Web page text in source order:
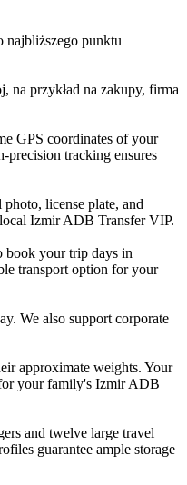
najbliższego punktu
na przykład na zakupy, firma
GPS coordinates of your
tracking ensures
license plate, and
Izmir ADB Transfer VIP.
book your trip days in
transport option for your
We also support corporate
approximate weights. Your
your family's Izmir ADB
and twelve large travel
guarantee ample storage